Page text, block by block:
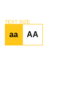
TEXT SIZE
aa AA